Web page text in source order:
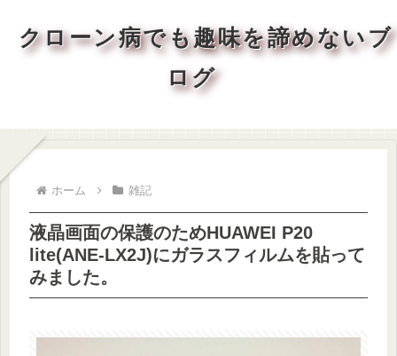
クローン病でも趣味を諦めないブ
ログ
ホーム 雑記
液晶画面の保護のためHUAWEI P20
lite(ANE-LX2J)にガラスフィルムを貼って
みました。